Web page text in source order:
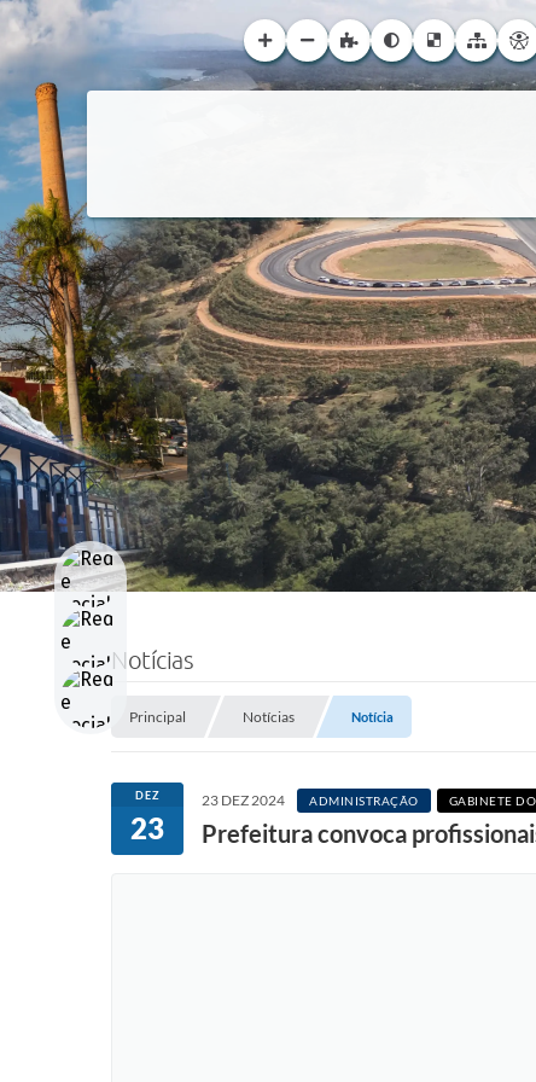
Notícias
Principal Notícias Notícia
DEZ
23
23 DEZ 2024 ADMINISTRAÇÃO GABINETE
Prefeitura convoca